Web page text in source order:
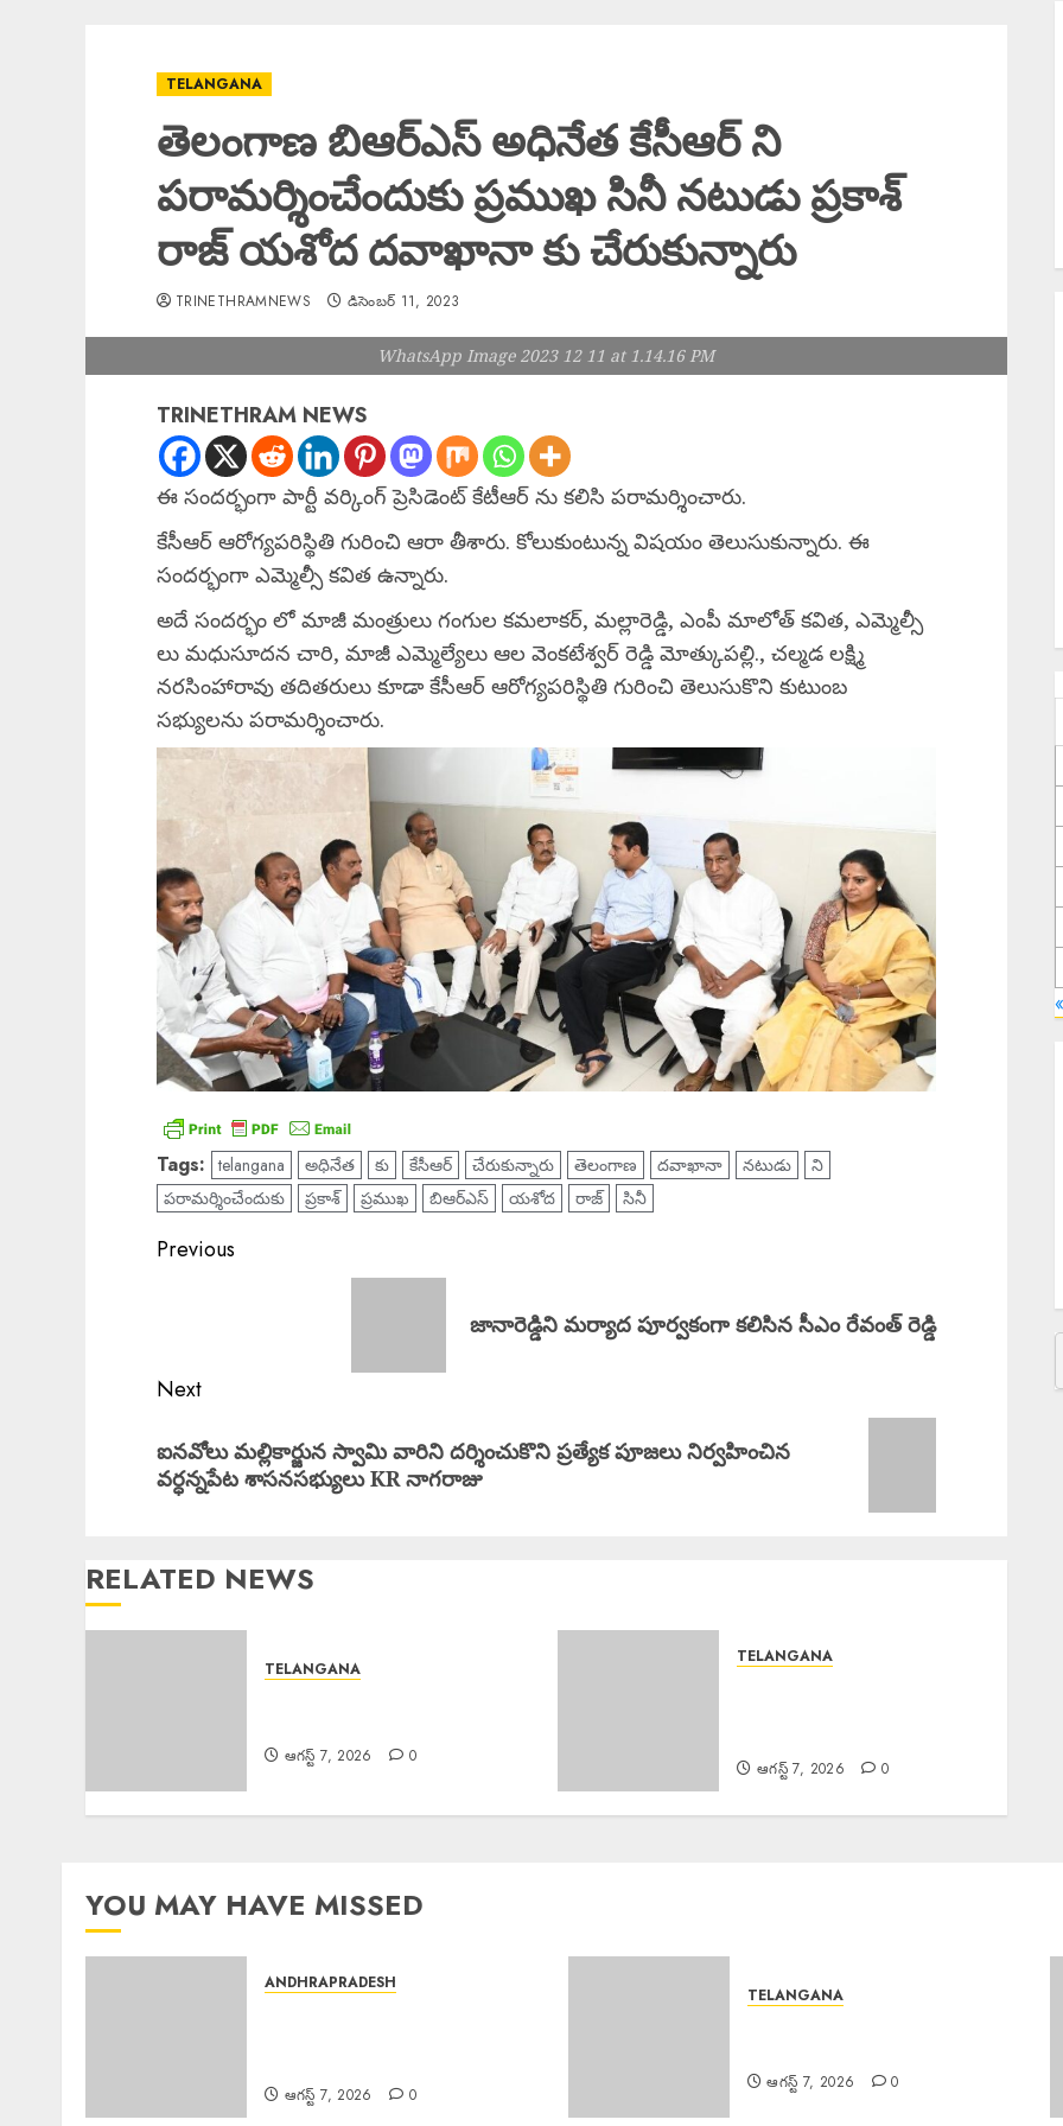
TELANGANA
తెలంగాణ బిఆర్ఎస్ అధినేత కేసీఆర్ ని
పరామర్శించేందుకు ప్రముఖ సినీ నటుడు ప్రకాశ్
రాజ్ యశోద దవాఖానా కు చేరుకున్నారు
TRINETHRAMNEWS డిసెంబర్ 11, 2023
WhatsApp Image 2023 12 11 at 1.14.16 PM
TRINETHRAM NEWS
ఈ సందర్భంగా పార్టీ వర్కింగ్ ప్రెసిడెంట్ కేటీఆర్ ను కలిసి పరామర్శించారు.
కేసీఆర్ ఆరోగ్యపరిస్థితి గురించి ఆరా తీశారు. కోలుకుంటున్న విషయం తెలుసుకున్నారు. ఈ
సందర్భంగా ఎమ్మెల్సీ కవిత ఉన్నారు.
అదే సందర్భం లో మాజీ మంత్రులు గంగుల కమలాకర్, మల్లారెడ్డి, ఎంపీ మాలోత్ కవిత, ఎమ్మెల్సీ
లు మధుసూదన చారి, మాజీ ఎమ్మెల్యేలు ఆల వెంకటేశ్వర్ రెడ్డి మోత్కుపల్లి., చల్మడ లక్ష్మి
నరసింహారావు తదితరులు కూడా కేసీఆర్ ఆరోగ్యపరిస్థితి గురించి తెలుసుకొని కుటుంబ
సభ్యులను పరామర్శించారు.
Tags: telangana అధినేత కు కేసీఆర్ చేరుకున్నారు తెలంగాణ దవాఖానా నటుడు
ని
పరామర్శించేందుకు
ప్రకాశ్ ప్రముఖ బిఆర్ఎస్ యశోద రాజ్ సినీ
Post
Previous
జానారెడ్డిని మర్యాద పూర్వకంగా కలిసిన సీఎం రేవంత్ రెడ్డి
Next
Next
post:
ఐనవోలు మల్లికార్జున స్వామి వారిని దర్శించుకొని ప్రత్యేక పూజలు నిర్వహించిన
వర్ధన్నపేట శాసనసభ్యులు KR నాగరాజు
RELATED NEWS
TELANGANA
ఆగస్ట్ 7, 2026 0
TELANGANA
ఆగస్ట్ 7, 2026 0
YOU MAY HAVE MISSED
ANDHRAPRADESH
ఆగస్ట్ 7, 2026 0
TELANGANA
ఆగస్ట్ 7, 2026 0